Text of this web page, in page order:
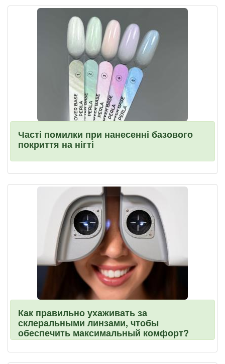
Часті помилки при нанесенні базового
покриття на нігті
Как правильно ухаживать за
склеральными линзами, чтобы
обеспечить максимальный комфорт?